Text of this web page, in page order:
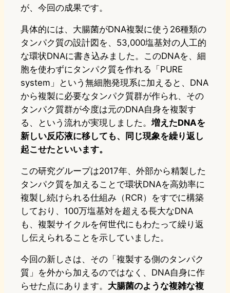
が、今回の成果です。
具体的には、大腸菌がDNA複製に使う26種類の
タンパク質の設計図を、53,000塩基対の人工的
な環状DNAに書き込みました。このDNAを、細
胞を使わずにタンパク質を作れる「PURE
system」という無細胞発現系に加えると、DNA
から複製に必要なタンパク質群が作られ、その
タンパク質群が今度は元のDNA自身を複製す
る、という流れが実現しました。 増えたDNAを
新しい反応液に移しても、同じ現象を繰り返し
起こせたといいます。
この研究グループは2017年、外部から精製した
タンパク質を加えることで環状DNAを高効率に
複製し続けられる仕組み（RCR）をすでに構築
しており、100万塩基対を超える長大なDNA
も、複製サイクルを何世代にもわたって繰り返
し伝えられることを示していました。
今回の新しさは、その「複製する側のタンパク
質」を外から加えるのではなく、DNA自身に作
らせた点にあります。 大腸菌のような複雑な複